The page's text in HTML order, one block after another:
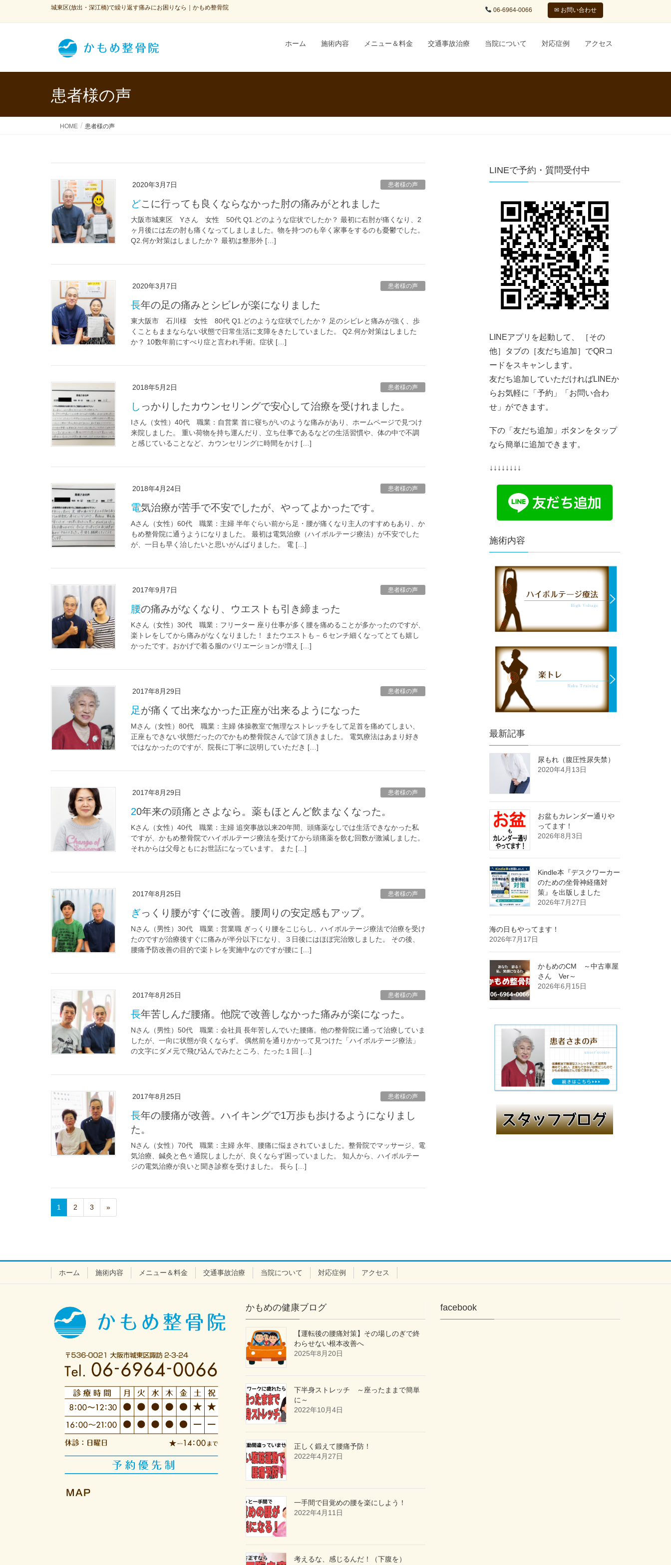
城東区(放出・深江橋)で繰り返す痛みにお困りなら｜かもめ整骨院 06-6964-0066 ✉︎ お問い合わせ
ホーム 施術内容 メニュー＆料金 交通事故治療 当院について 対応症例 アクセス
患者様の声
HOME 患者様の声
2020年3月7日 患者様の声
どこに行っても良くならなかった肘の痛みがとれました
大阪市城東区 Yさん 女性 50代 Q1.どのような症状でしたか？ 最初に右肘が痛くなり、2
ヶ月後には左の肘も痛くなってしましました。物を持つのも辛く家事をするのも憂鬱でした。
Q2.何か対策はしましたか？ 最初は整形外 […]
2020年3月7日 患者様の声
長年の足の痛みとシビレが楽になりました
東大阪市 石川様 女性 80代 Q1.どのような症状でしたか？ 足のシビレと痛みが強く、歩
くこともままならない状態で日常生活に支障をきたしていました。 Q2.何か対策はしました
か？ 10数年前にすべり症と言われ手術。症状 […]
2018年5月2日 患者様の声
しっかりしたカウンセリングで安心して治療を受けれました。
Iさん（女性）40代 職業：自営業 首に寝ちがいのような痛みがあり、ホームページで見つけ
来院しました。 重い荷物を持ち運んだり、立ち仕事であるなどの生活習慣や、体の中で不調
と感じていることなど、カウンセリングに時間をかけ […]
2018年4月24日 患者様の声
電気治療が苦手で不安でしたが、やってよかったです。
Aさん（女性）60代 職業：主婦 半年ぐらい前から足・腰が痛くなり主人のすすめもあり、か
もめ整骨院に通うようになりました。 最初は電気治療（ハイボルテージ療法）が不安でした
が、一日も早く治したいと思いがんばりました。 電 […]
2017年9月7日 患者様の声
腰の痛みがなくなり、ウエストも引き締まった
Kさん（女性）30代 職業：フリーター 座り仕事が多く腰を痛めることが多かったのですが、
楽トレをしてから痛みがなくなりました！ またウエストも－６センチ細くなってとても嬉し
かったです。おかげで着る服のバリエーションが増え […]
2017年8月29日 患者様の声
足が痛くて出来なかった正座が出来るようになった
Mさん（女性）80代 職業：主婦 体操教室で無理なストレッチをして足首を痛めてしまい、
正座もできない状態だったのでかもめ整骨院さんで診て頂きました。 電気療法はあまり好き
ではなかったのですが、院長に丁寧に説明していただき […]
2017年8月29日 患者様の声
20年来の頭痛とさよなら。薬もほとんど飲まなくなった。
Kさん（女性）40代 職業：主婦 追突事故以来20年間、頭痛薬なしでは生活できなかった私
ですが、かもめ整骨院でハイボルテージ療法を受けてから頭痛薬を飲む回数が激減しました。
それからは父母ともにお世話になっています。 また […]
2017年8月25日 患者様の声
ぎっくり腰がすぐに改善。腰周りの安定感もアップ。
Nさん（男性）30代 職業：営業職 ぎっくり腰をこじらし、ハイボルテージ療法で治療を受け
たのですが治療後すぐに痛みが半分以下になり、３日後にはほぼ完治致しました。 その後、
腰痛予防改善の目的で楽トレを実施中なのですが腰に […]
2017年8月25日 患者様の声
長年苦しんだ腰痛。他院で改善しなかった痛みが楽になった。
Nさん（男性）50代 職業：会社員 長年苦しんでいた腰痛。他の整骨院に通って治療していま
したが、一向に状態が良くならず。 偶然前を通りかかって見つけた「ハイボルテージ療法」
の文字にダメ元で飛び込んでみたところ、たった１回 […]
2017年8月25日 患者様の声
長年の腰痛が改善。ハイキングで1万歩も歩けるようになりまし
た。
Nさん（女性）70代 職業：主婦 永年、腰痛に悩まされていました。整骨院でマッサージ、電
気治療、鍼灸と色々通院しましたが、良くならず困っていました。 知人から、ハイボルテー
ジの電気治療が良いと聞き診察を受けました。 長ら […]
1 2 3 »
LINEで予約・質問受付中
LINEアプリを起動して、 ［その
他］タブの［友だち追加］でQRコ
ードをスキャンします。
友だち追加していただければLINEか
らお気軽に「予約」「お問い合わ
せ」ができます。
下の「友だち追加」ボタンをタップ
なら簡単に追加できます。
↓↓↓↓↓↓↓↓
施術内容
最新記事
尿もれ（腹圧性尿失禁）
2020年4月13日
お盆もカレンダー通りや
ってます！
2026年8月3日
Kindle本『デスクワーカー
のための坐骨神経痛対
策』を出版しました
2026年7月27日
海の日もやってます！
2026年7月17日
かもめのCM ～中古車屋
さん Ver～
2026年6月15日
ホーム 施術内容 メニュー＆料金 交通事故治療 当院について 対応症例 アクセス
かもめの健康ブログ
【運転後の腰痛対策】その場しのぎで終
わらせない根本改善へ
2025年8月20日
下半身ストレッチ ～座ったままで簡単
に～
2022年10月4日
正しく鍛えて腰痛予防！
2022年4月27日
一手間で目覚めの腰を楽にしよう！
2022年4月11日
考えるな、感じるんだ！（下腹を）
facebook